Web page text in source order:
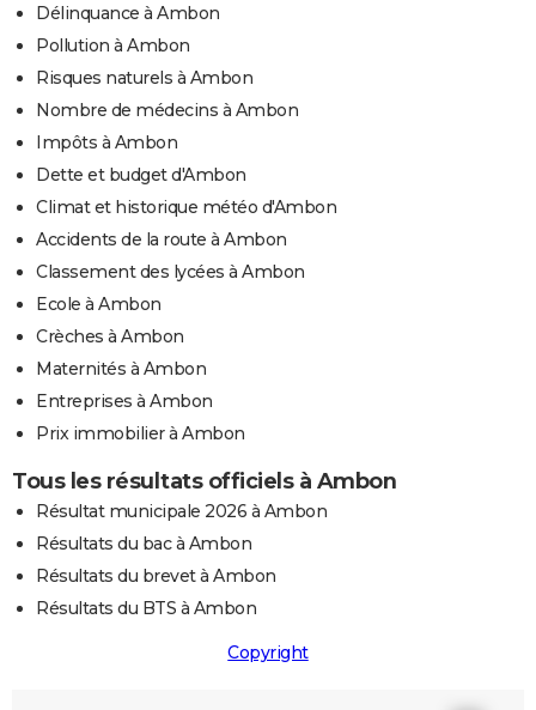
Délinquance à Ambon
Pollution à Ambon
Risques naturels à Ambon
Nombre de médecins à Ambon
Impôts à Ambon
Dette et budget d'Ambon
Climat et historique météo d'Ambon
Accidents de la route à Ambon
Classement des lycées à Ambon
Ecole à Ambon
Crèches à Ambon
Maternités à Ambon
Entreprises à Ambon
Prix immobilier à Ambon
Tous les résultats officiels à Ambon
Résultat municipale 2026 à Ambon
Résultats du bac à Ambon
Résultats du brevet à Ambon
Résultats du BTS à Ambon
Copyright